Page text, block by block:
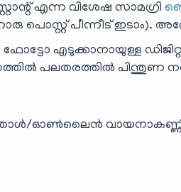
എന്ന വിശേഷ സാമഗ്രി
പൊസ്റ്റ് പീന്നീട് ഇടാം).
എടുക്കാനായുള്ള
പലതരത്തിൽ പിന്തുണ
താൾ/ഓൺലൈൻ